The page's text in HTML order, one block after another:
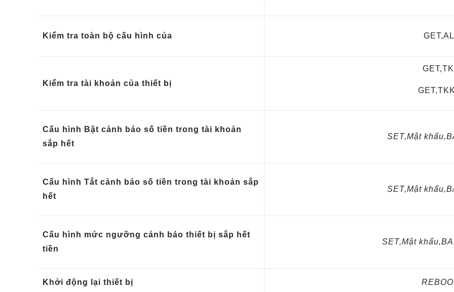
Kiểm tra toàn bộ cấu hình của
Kiểm tra tài khoản của thiết bị
Cấu hình Bật cảnh báo số tiền trong tài khoản
sắp hết
SET,Mật
Cấu hình Tắt cảnh báo số tiền trong tài khoản sắp
hết
SET,Mật
Cấu hình mức ngưỡng cảnh báo thiết bị sắp hết
tiền
SET,Mật
Khởi động lại thiết bị